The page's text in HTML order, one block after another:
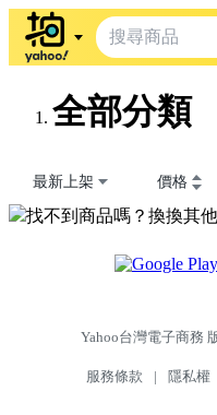
全部分類
最新上架 價格
找不到商品嗎？換換其他
Yahoo台灣電子商務
服務條款 | 隱私權